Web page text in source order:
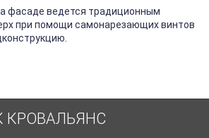
фасаде ведется традиционным
при помощи самонарезающих винтов
КРОВАЛЬЯНС